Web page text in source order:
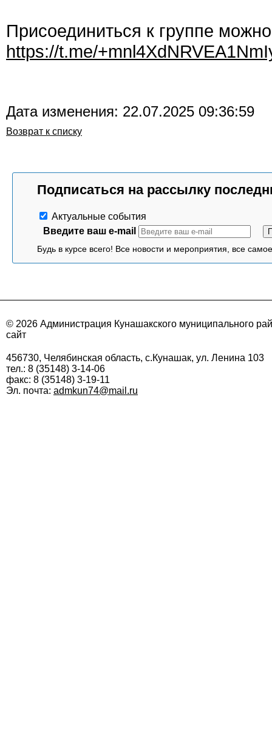
Присоединиться к группе
https://t.me/
Дата изменения: 22.07.2025 09:36:59
Возврат к списку
Подписаться на рассылку
Актуальные события
Введите ваш e-mail
Будь в курсе всего! Все новости и мероприятия, все
© 2026 Администрация Кунашакского муниципального
сайт
456730, Челябинская область, с.Кунашак, ул. Ленина 103
тел.: 8 (35148) 3-14-06
факс: 8 (35148) 3-19-11
Эл. почта: admkun74@mail.ru